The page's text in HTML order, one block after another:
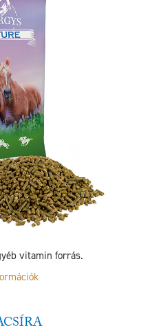
vitamin forrás.